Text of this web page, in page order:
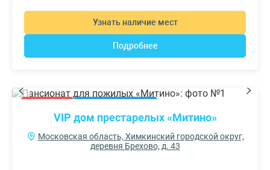
Узнать наличие мест
Подробнее
VIP дом престарелых «Митино»
Московская область, Химкинский городской округ,
деревня Брехово, д. 43